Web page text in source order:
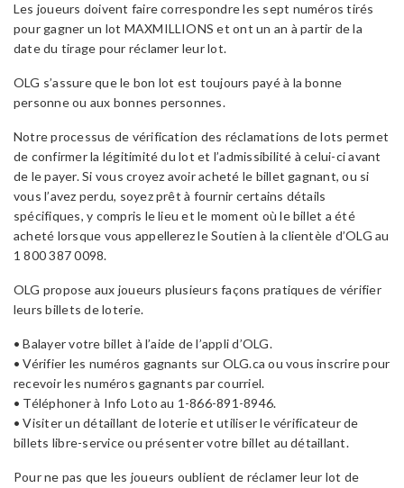
Les joueurs doivent faire correspondre les sept numéros tirés
pour gagner un lot MAXMILLIONS et ont un an à partir de la
date du tirage pour réclamer leur lot.
OLG s’assure que le bon lot est toujours payé à la bonne
personne ou aux bonnes personnes.
Notre processus de vérification des réclamations de lots permet
de confirmer la légitimité du lot et l’admissibilité à celui-ci avant
de le payer. Si vous croyez avoir acheté le billet gagnant, ou si
vous l’avez perdu, soyez prêt à fournir certains détails
spécifiques, y compris le lieu et le moment où le billet a été
acheté lorsque vous appellerez le Soutien à la clientèle d’OLG au
1 800 387 0098.
OLG propose aux joueurs plusieurs façons pratiques de vérifier
leurs billets de loterie.
• Balayer votre billet à l’aide de l’appli d’OLG.
• Vérifier les numéros gagnants sur OLG.ca ou vous inscrire pour
recevoir les numéros gagnants par courriel.
• Téléphoner à Info Loto au 1-866-891-8946.
• Visiter un détaillant de loterie et utiliser le vérificateur de
billets libre-service ou présenter votre billet au détaillant.
Pour ne pas que les joueurs oublient de réclamer leur lot de